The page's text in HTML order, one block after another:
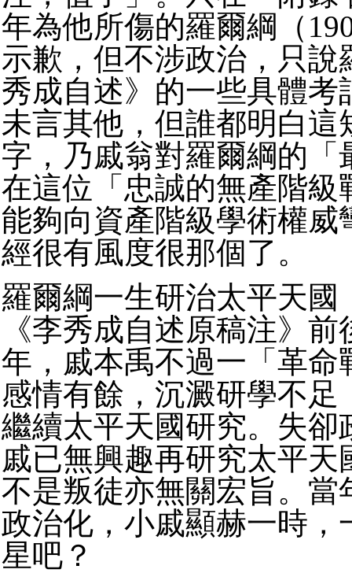
年為他所傷的羅爾綱（
示歉，但不涉政治，只說
秀成自述》的一些具體考
未言其他，但誰都明白這
字，乃戚翁對羅爾綱的「
在這位「忠誠的無產階級
能夠向資產階級學術權威
經很有風度很那個了。
羅爾綱一生研治太平天國
《李秀成自述原稿注》
年，戚本禹不過一「革命
感情有餘，沉澱研學不足
繼續太平天國研究。失卻
戚已無興趣再研究太平天
不是叛徒亦無關宏旨。當
政治化，小戚顯赫一時，
星吧？